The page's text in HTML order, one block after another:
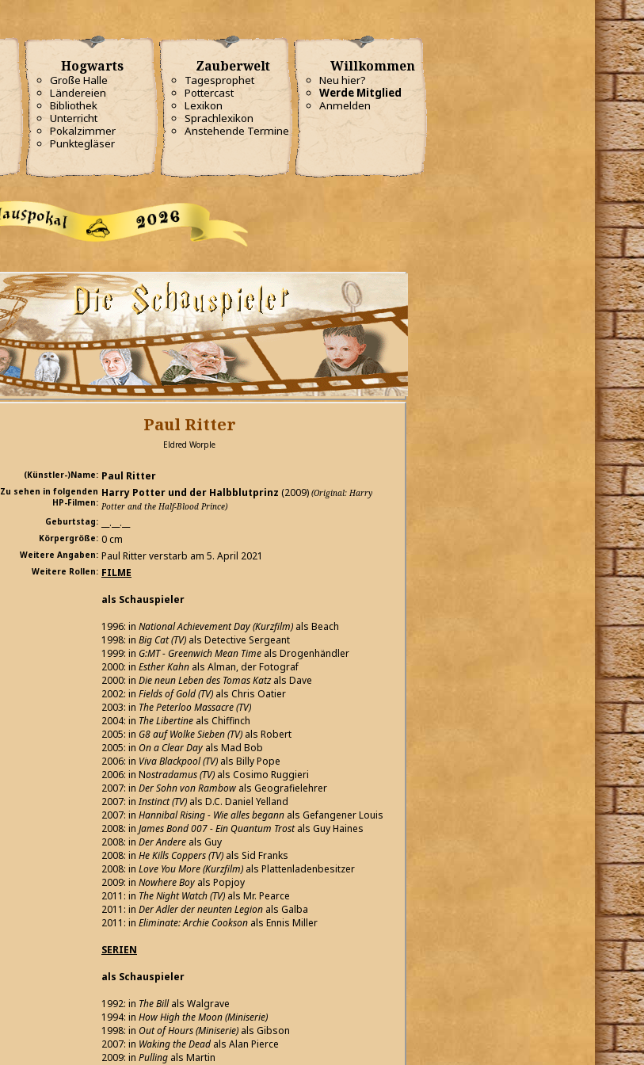
Hogwarts
Große Halle
Ländereien
Bibliothek
Unterricht
Pokalzimmer
Punktegläser
Zauberwelt
Tagesprophet
Pottercast
Lexikon
Sprachlexikon
Anstehende Termine
Willkommen
Neu hier?
Werde Mitglied
Anmelden
Paul Ritter
Eldred Worple
(Künstler-)Name: Paul Ritter
Zu sehen in folgenden
HP-Filmen:
Harry Potter und der Halbblutprinz (2009) (Original: Harry
Potter and the Half-Blood Prince)
Geburtstag:
__.__.__
Körpergröße: 0 cm
Weitere Angaben: Paul Ritter verstarb am 5. April 2021
Weitere Rollen: FILME
als Schauspieler
1996: in National Achievement Day (Kurzfilm) als Beach
1998: in Big Cat (TV) als Detective Sergeant
1999: in G:MT - Greenwich Mean Time als Drogenhändler
2000: in Esther Kahn als Alman, der Fotograf
2000: in Die neun Leben des Tomas Katzals Dave
2002: in Fields of Gold (TV) als Chris Oatier
2003: in The Peterloo Massacre (TV)
2004: in The Libertine als Chiffinch
2005: in G8 auf Wolke Sieben (TV) als Robert
2005: in On a Clear Day als Mad Bob
2006: in Viva Blackpool (TV) als Billy Pope
2006: in Nostradamus (TV) als Cosimo Ruggieri
2007: in Der Sohn von Rambow als Geografielehrer
2007: inInstinct (TV) als D.C. Daniel Yelland
2007: in Hannibal Rising - Wie alles begann als Gefangener Louis
2008: in James Bond 007 - Ein Quantum Trostals Guy Haines
2008: in Der Andere als Guy
2008: in He Kills Coppers (TV) als Sid Franks
2008: in Love You More (Kurzfilm) als Plattenladenbesitzer
2009: in Nowhere Boy als Popjoy
2011: in The Night Watch (TV) als Mr. Pearce
2011: in Der Adler der neunten Legion als Galba
2011: in Eliminate: Archie Cookson als Ennis Miller
SERIEN
als Schauspieler
1992: in The Billals Walgrave
1994: in How High the Moon (Miniserie)
1998: in Out of Hours (Miniserie) als Gibson
2007: in Waking the Dead als Alan Pierce
2009: in Pulling als Martin